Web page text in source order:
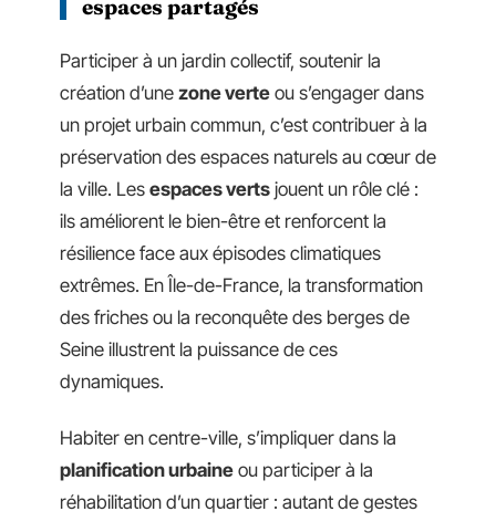
espaces partagés
Participer à un jardin collectif, soutenir la
création d’une zone verte ou s’engager dans
un projet urbain commun, c’est contribuer à la
préservation des espaces naturels au cœur de
la ville. Les espaces verts jouent un rôle clé :
ils améliorent le bien-être et renforcent la
résilience face aux épisodes climatiques
extrêmes. En Île-de-France, la transformation
des friches ou la reconquête des berges de
Seine illustrent la puissance de ces
dynamiques.
Habiter en centre-ville, s’impliquer dans la
planification urbaine ou participer à la
réhabilitation d’un quartier : autant de gestes